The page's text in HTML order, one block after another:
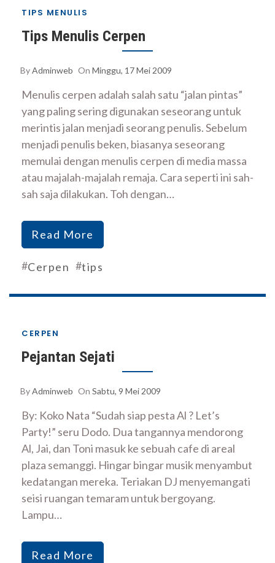
TIPS MENULIS
Tips Menulis Cerpen
ByAdminweb On Minggu, 17 Mei 2009
Menulis cerpen adalah salah satu “jalan pintas”
yang paling sering digunakan seseorang untuk
merintis jalan menjadi seorang penulis. Sebelum
menjadi penulis beken, biasanya seseorang
memulai dengan menulis cerpen di media massa
atau majalah-majalah remaja. Cara seperti ini sah-
sah saja dilakukan. Toh dengan…
Read More
#Cerpen #tips
CERPEN
Pejantan Sejati
ByAdminweb On Sabtu, 9 Mei 2009
By: Koko Nata “Sudah siap pesta Al ? Let’s
Party!” seru Dodo. Dua tangannya mendorong
Al, Jai, dan Toni masuk ke sebuah cafe di areal
plaza semanggi. Hingar bingar musik menyambut
kedatangan mereka. Teriakan DJ menyemangati
seisi ruangan temaram untuk bergoyang.
Lampu…
Read More